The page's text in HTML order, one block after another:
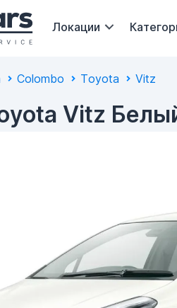
Локации
Colombo Toyota Vitz
Vitz